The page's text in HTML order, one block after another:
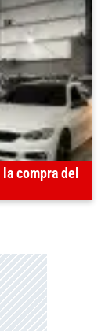
compra del